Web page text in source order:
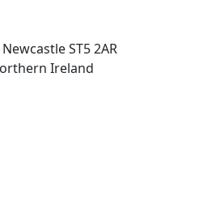
ST5 2AR
Ireland